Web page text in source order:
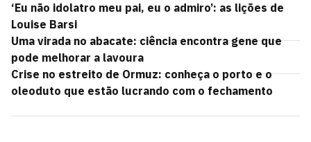
‘Eu não idolatro meu pai, eu o admiro’: as lições de
Louise Barsi
Uma virada no abacate: ciência encontra gene que
pode melhorar a lavoura
Crise no estreito de Ormuz: conheça o porto e o
oleoduto que estão lucrando com o fechamento